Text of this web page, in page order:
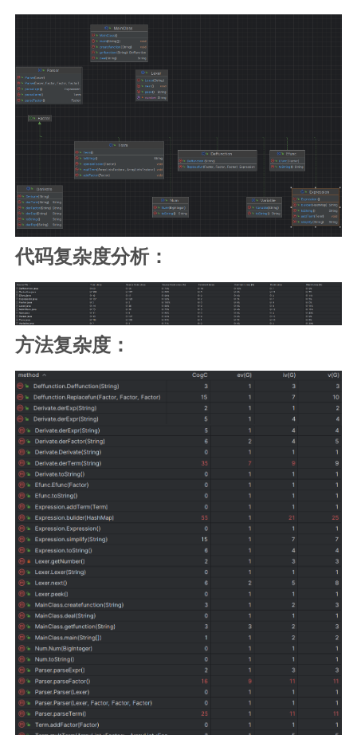
代码复杂度分析：
方法复杂度：